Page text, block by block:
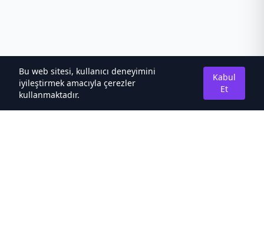
Bu web sitesi, kullanıcı deneyimini
iyileştirmek amacıyla çerezler
kullanmaktadır.
Kabul
Et